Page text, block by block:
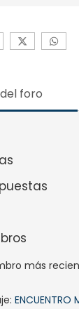
foro
más
ENCUENTRO